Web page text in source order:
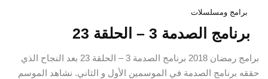
برامج ومسلسلات
برنامج الصدمة 3 – الحلقة 23
برامج رمضان 2018 برنامج الصدمة 3 – الحلقة 23 بعد النجاح الذي
حققه برنامج الصدمة في الموسمين الأول و الثاني. نشاهد الموسم